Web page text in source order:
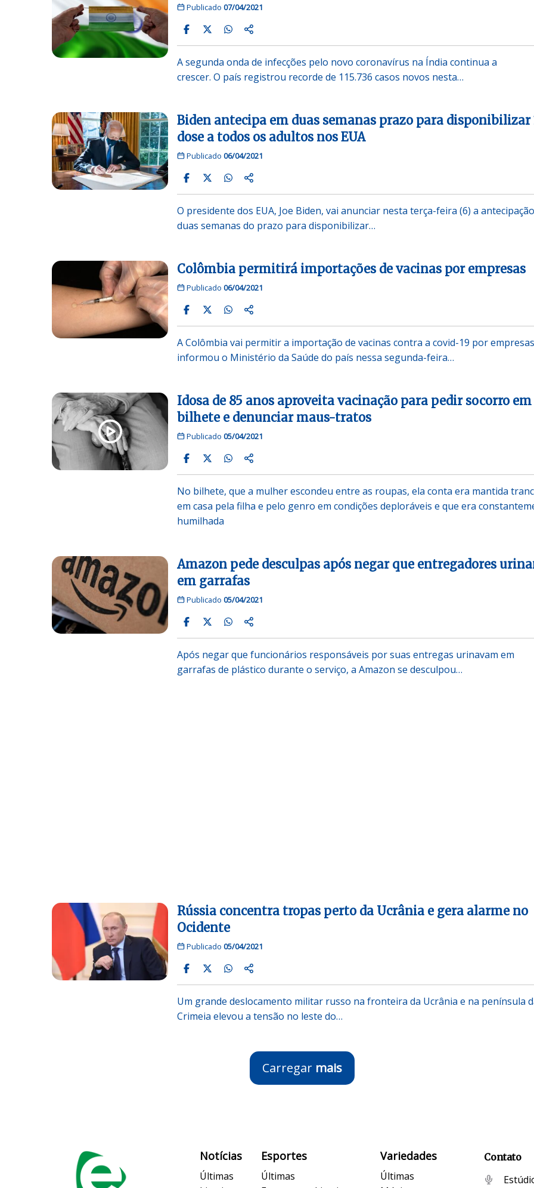
Publicado 07/04/2021
A segunda onda de infecções pelo novo coronavírus na Índia continua a
crescer. O país registrou recorde de 115.736 casos novos nesta…
Biden antecipa em duas semanas prazo para disponibilizar
dose a todos os adultos nos EUA
Publicado 06/04/2021
O presidente dos EUA, Joe Biden, vai anunciar nesta terça-feira (6) a
duas semanas do prazo para disponibilizar…
Colômbia permitirá importações de vacinas por empresas
Publicado 06/04/2021
A Colômbia vai permitir a importação de vacinas contra a covid-19 por
informou o Ministério da Saúde do país nessa segunda-feira…
Idosa de 85 anos aproveita vacinação para pedir socorro em
bilhete e denunciar maus-tratos
Publicado 05/04/2021
No bilhete, que a mulher escondeu entre as roupas, ela conta era mantida
em casa pela filha e pelo genro em condições deploráveis e que era
humilhada
Amazon pede desculpas após negar que entregadores
em garrafas
Publicado 05/04/2021
Após negar que funcionários responsáveis por suas entregas urinavam em
garrafas de plástico durante o serviço, a Amazon se desculpou…
Rússia concentra tropas perto da Ucrânia e gera alarme no
Ocidente
Publicado 05/04/2021
Um grande deslocamento militar russo na fronteira da Ucrânia e na península
Crimeia elevou a tensão no leste do…
Carregar mais
Notícias
Últimas
Esportes
Últimas
Variedades
Últimas
Contato